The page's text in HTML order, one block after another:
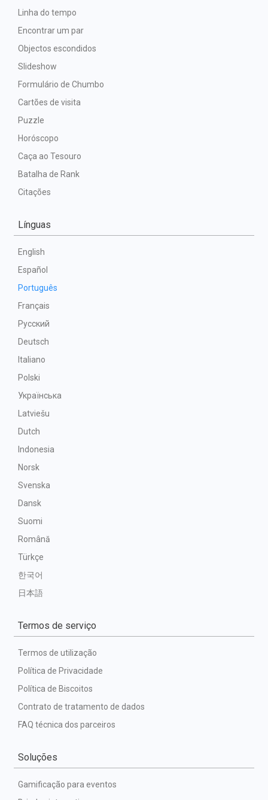
Linha do tempo
Encontrar um par
Objectos escondidos
Slideshow
Formulário de Chumbo
Cartões de visita
Puzzle
Horóscopo
Caça ao Tesouro
Batalha de Rank
Citações
Línguas
English
Español
Português
Français
Русский
Deutsch
Italiano
Polski
Українська
Latviešu
Dutch
Indonesia
Norsk
Svenska
Dansk
Suomi
Română
Türkçe
한국어
日本語
Termos de serviço
Termos de utilização
Política de Privacidade
Política de Biscoitos
Contrato de tratamento de dados
FAQ técnica dos parceiros
Soluções
Gamificação para eventos